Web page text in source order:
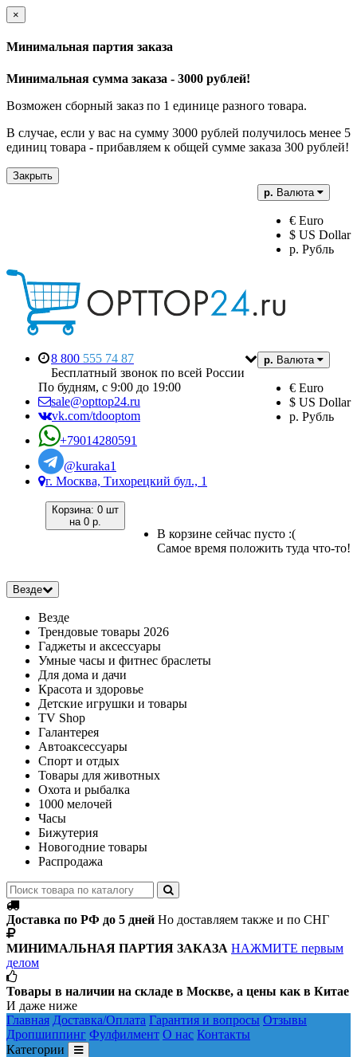
×
Минимальная партия заказа
Минимальная сумма заказа - 3000 рублей!
Возможен сборный заказ по 1 единице разного товара.
В случае, если у вас на сумму 3000 рублей получилось менее 5
единиц товара - прибавляем к общей сумме заказа 300 рублей!
Закрыть
р. Валюта
€ Euro
$ US Dollar
р. Рубль
р. Валюта
€ Euro
$ US Dollar
р. Рубль
8 800 555 74 87
Бесплатный звонок по всей России
По будням, с 9:00 до 19:00
sale@opttop24.ru
vk.com/tdooptom
+79014280591
@kuraka1
г. Москва, Тихорецкий бул., 1
Корзина: 0 шт
на 0 р.
В корзине сейчас пусто :(
Самое время положить туда что-то!
Везде
Везде
Трендовые товары 2026
Гаджеты и аксессуары
Умные часы и фитнес браслеты
Для дома и дачи
Красота и здоровье
Детские игрушки и товары
TV Shop
Галантерея
Автоаксессуары
Спорт и отдых
Товары для животных
Охота и рыбалка
1000 мелочей
Часы
Бижутерия
Новогодние товары
Распродажа
Доставка по РФ до 5 дней Но доставляем также и по СНГ
МИНИМАЛЬНАЯ ПАРТИЯ ЗАКАЗА НАЖМИТЕ первым
делом
Товары в наличии на складе в Москве, а цены как в Китае
И даже ниже
Главная Доставка/Оплата Гарантия и вопросы Отзывы
Дропшиппинг Фулфилмент О нас Контакты
Категории